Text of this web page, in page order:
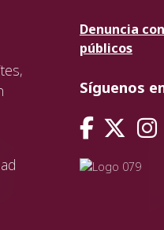
Denuncia
públicos
Síguenos